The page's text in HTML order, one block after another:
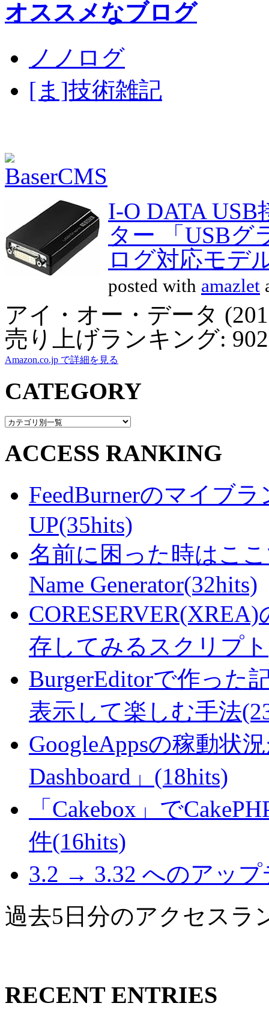
オススメなブログ
ノノログ
[ま]技術雑記
I-O DATA
ター 「USBグ
ログ対応モデ
posted with amazlet
アイ・オー・データ
売り上げランキング: 902
Amazon.co.jp で詳細を見る
CATEGORY
ACCESS RANKING
FeedBurnerのマイブ
UP(35hits)
名前に困った時はここ
Name Generator(32hits)
存してみるスクリプ
BurgerEditorで作った
表示して楽しむ手法
GoogleAppsの稼動状
Dashboard」(18hits)
「Cakebox」で
件(16hits)
3.2 → 3.32 へのアップ
過去5日分のアクセスラ
RECENT ENTRIES